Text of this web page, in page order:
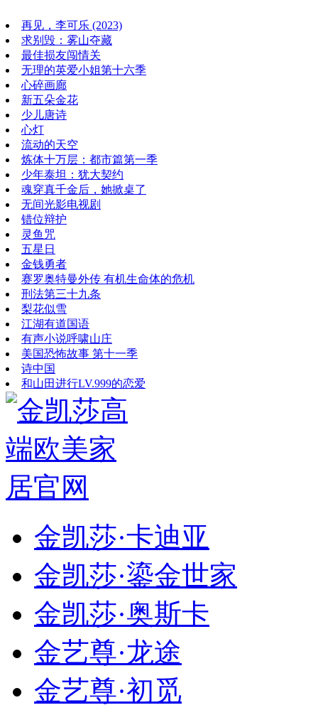
再见，李可乐 (2023)
求别毁：雾山夺藏
最佳损友闯情关
无理的英爱小姐第十六季
心碎画廊
新五朵金花
少儿唐诗
心灯
流动的天空
炼体十万层：都市篇第一季
少年泰坦：犹大契约
魂穿真千金后，她掀桌了
无间光影电视剧
错位辩护
灵鱼咒
五星日
金钱勇者
赛罗奥特曼外传 有机生命体的危机
刑法第三十九条
梨花似雪
江湖有道国语
有声小说呼啸山庄
美国恐怖故事 第十一季
诗中国
和山田进行LV.999的恋爱
金凯莎·卡迪亚
金凯莎·鎏金世家
金凯莎·奥斯卡
金艺尊·龙途
金艺尊·初觅